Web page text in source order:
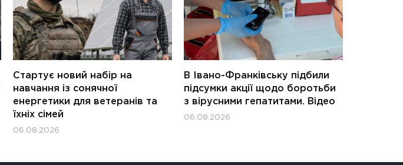
Стартує новий набір на
навчання із сонячної
енергетики для ветеранів та
їхніх сімей
06.08.2026
В Івано-Франківську підбили
підсумки акції щодо боротьби
з вірусними гепатитами. Відео
06.08.2026